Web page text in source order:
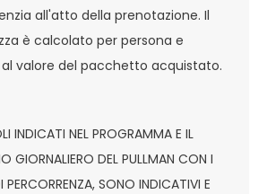
all'atto della prenotazione. Il
è calcolato per persona e
valore del pacchetto acquistato.
INDICATI NEL PROGRAMMA E IL
GIORNALIERO DEL PULLMAN CON I
PERCORRENZA, SONO INDICATIVI E